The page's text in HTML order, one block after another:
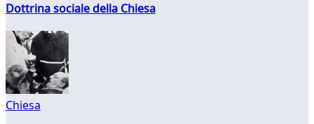
Dottrina sociale della Chiesa
Chiesa